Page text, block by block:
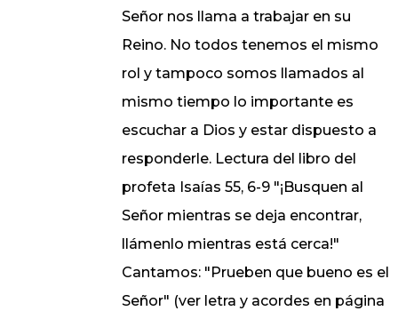
Señor nos llama a trabajar en su
Reino. No todos tenemos el mismo
rol y tampoco somos llamados al
mismo tiempo lo importante es
escuchar a Dios y estar dispuesto a
responderle. Lectura del libro del
profeta Isaías 55, 6-9 "¡Busquen al
Señor mientras se deja encontrar,
llámenlo mientras está cerca!"
Cantamos: "Prueben que bueno es el
Señor" (ver letra y acordes en página